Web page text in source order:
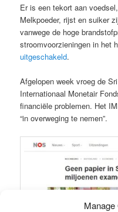
Er is een tekort aan
Melkpoeder, rijst en suiker
vanwege de hoge
stroomvoorzieningen in het
uitgeschakeld.
Afgelopen week vroeg de
Internationaal Monetair
financiële problemen. Het
“in overweging te nemen”.